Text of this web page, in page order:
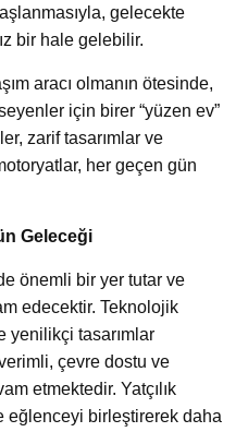
gelecekte
bir hale gelebilir.
aracı olmanın ötesinde,
için birer “yüzen ev”
zarif tasarımlar ve
her geçen gün
Geleceği
önemli bir yer tutar ve
edecektir. Teknolojik
yenilikçi tasarımlar
çevre dostu ve
etmektedir. Yatçılık
eğlenceyi birleştirerek daha